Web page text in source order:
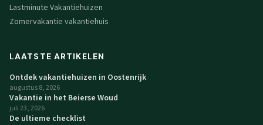
Lastminute Vakantiehuizen
Zomervakantie vakantiehuis
LAATSTE ARTIKELEN
Ontdek vakantiehuizen in Oostenrijk
augustus 8, 2026
Vakantie in het Beierse Woud
juli 23, 2026
De ultieme checklist